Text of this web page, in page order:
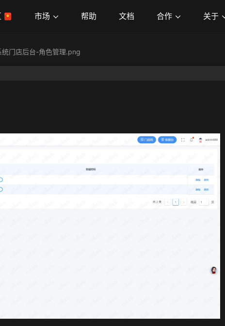
市场 帮助 文档 合作 关于
统门店后台-角色管理.png